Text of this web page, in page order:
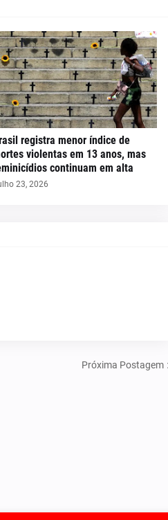
registra menor índice de
violentas em 13 anos, mas
continuam em alta
23, 2026
Próxima Postagem